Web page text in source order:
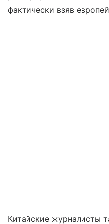
фактически взяв
Китайские журналисты